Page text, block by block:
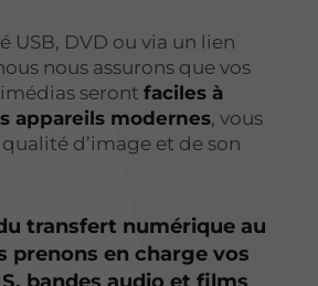
USB, DVD ou via un lien
nous assurons que vos
seront faciles à
appareils modernes, vous
d’image et de son
transfert numérique au
prenons en charge vos
bandes audio et films